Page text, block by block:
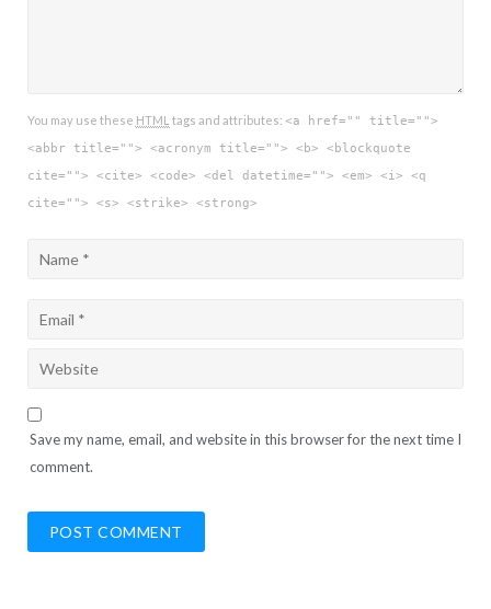
You may use these HTML tags and attributes: <a href="" title="">
<abbr title=""> <acronym title=""> <b> <blockquote
cite=""> <cite> <code> <del datetime=""> <em> <i> <q
cite=""> <s> <strike> <strong>
Save my name, email, and website in this browser for the next time I
comment.